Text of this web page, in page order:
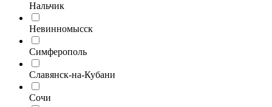
Нальчик
Невинномысск
Симферополь
Славянск-на-Кубани
Сочи